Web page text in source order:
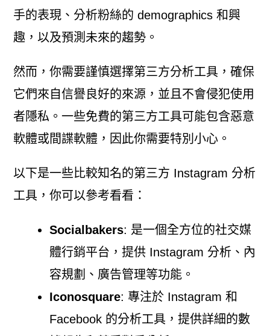
手的表現、分析粉絲的 demographics 和興
趣，以及預測未來的趨勢。
然而，你需要謹慎選擇第三方分析工具，確保
它們來自信譽良好的來源，並且不會侵犯使用
者隱私。一些免費的第三方工具可能包含惡意
軟體或間諜軟體，因此你需要特別小心。
以下是一些比較知名的第三方 Instagram 分析
工具，你可以參考看看：
Socialbakers: 是一個全方位的社交媒
體行銷平台，提供 Instagram 分析、內
容規劃、廣告管理等功能。
Iconosquare: 專注於 Instagram 和
Facebook 的分析工具，提供詳細的數